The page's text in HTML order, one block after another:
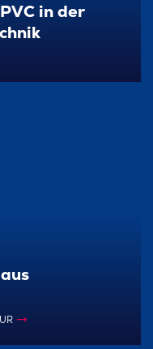
in der